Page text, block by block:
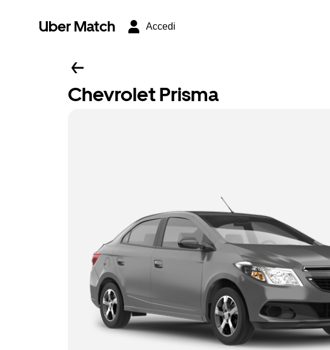
Uber Match Accedi
Chevrolet Prisma